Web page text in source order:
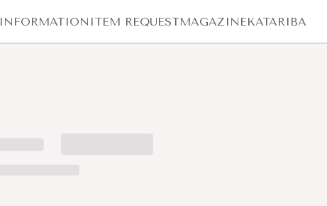
INFORMATION ITEM REQUESTMAGAZINEKATARIBA